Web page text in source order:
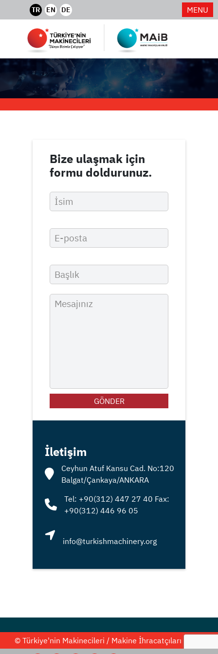
TR EN DE MENU
Bize ulaşmak için
formu doldurunuz.
GÖNDER
İletişim
Ceyhun Atuf Kansu Cad. No:120
Balgat/Çankaya/ANKARA
Tel: +90(312) 447 27 40 Fax:
+90(312) 446 96 05
© Türkiye'nin Makinecileri / Makine İhracatçıları Birliği